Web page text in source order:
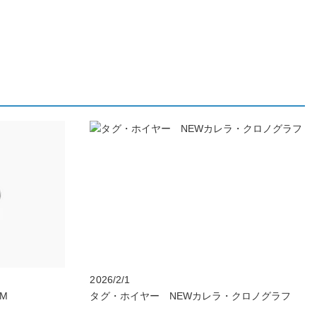
2026/2/1
タグ・ホイヤー NEWカレラ・クロノグラフ